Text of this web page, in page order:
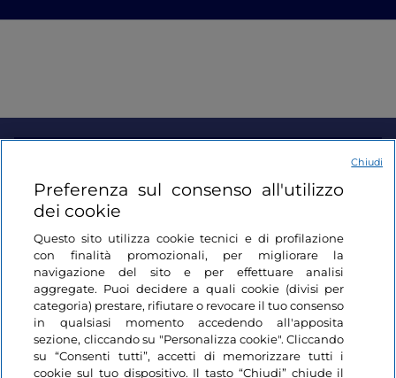
Link Utili
Login
Restiamo in contatto
Preferenza sul consenso all'utilizzo
dei cookie
Questo sito utilizza cookie tecnici e di profilazione
con finalità promozionali, per migliorare la
navigazione del sito e per effettuare analisi
aggregate. Puoi decidere a quali cookie (divisi per
categoria) prestare, rifiutare o revocare il tuo consenso
in qualsiasi momento accedendo all'apposita
sezione, cliccando su "Personalizza cookie". Cliccando
su “Consenti tutti”, accetti di memorizzare tutti i
cookie sul tuo dispositivo. Il tasto “Chiudi” chiude il
Chiudi